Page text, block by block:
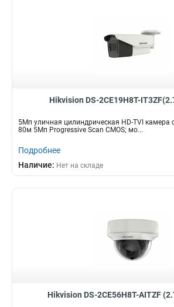
Hikvision DS-2CE19H8T-
5Мп уличная цилиндрическая HD-TVI камера
80м 5Мп Progressive Scan CMOS; мо...
Подробнее
Наличие: Нет на складе
Hikvision DS-2CE56H8T-AITZF